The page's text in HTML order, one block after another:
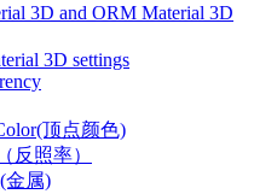
3D and ORM Material 3D
3D settings
顶点颜色)
反照率）
金属)